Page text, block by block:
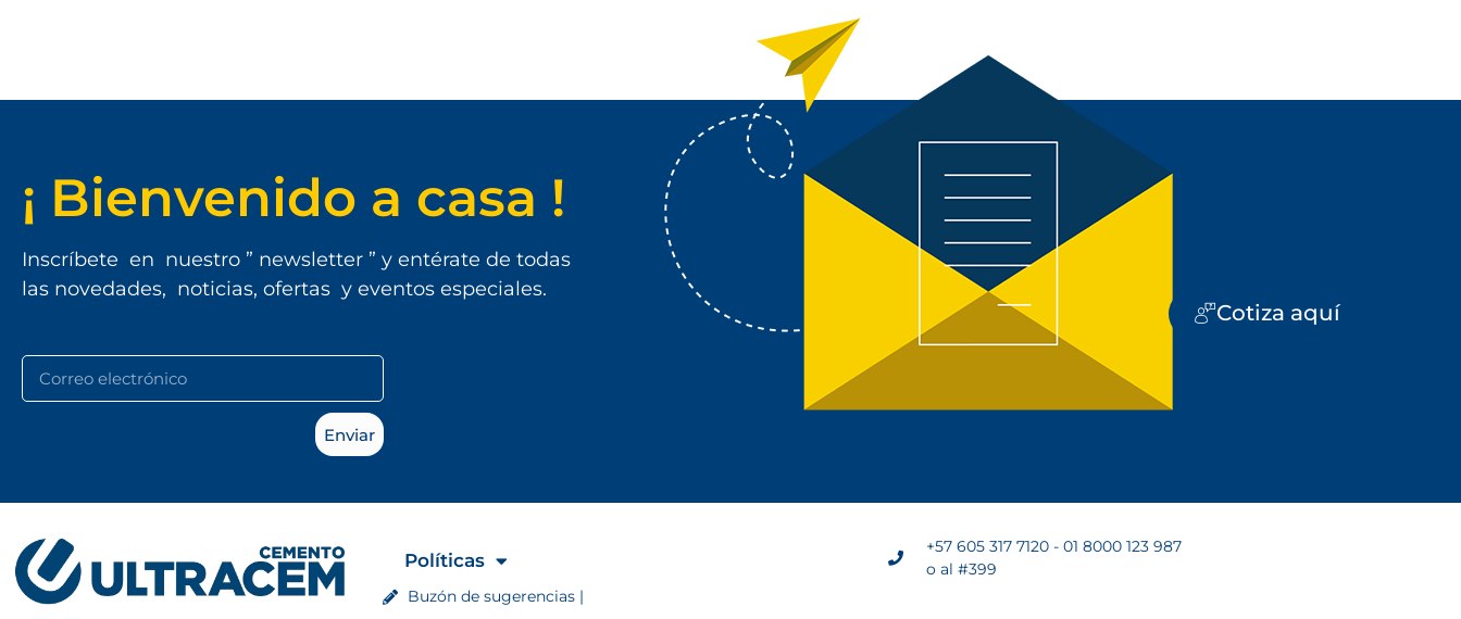
¡ Bienvenido a casa !
Inscríbete en nuestro ” newsletter ” y entérate de todas
las novedades, noticias, ofertas y eventos especiales.
Enviar
Políticas
Buzón de sugerencias |
+57 605 317 7120 - 01 8000 123 987
o al #399
Cotiza aquí